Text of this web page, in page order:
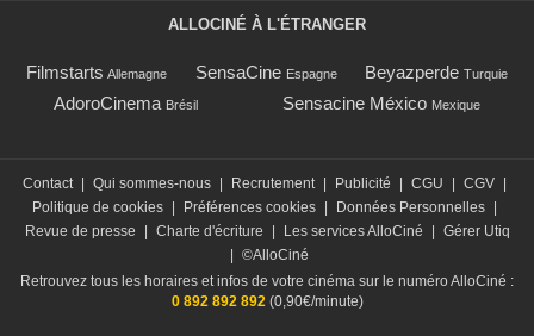
ALLOCINÉ À L'ÉTRANGER
Filmstarts Allemagne SensaCine Espagne Beyazperde Turquie
AdoroCinema Brésil Sensacine México Mexique
Contact Qui sommes-nous Recrutement Publicité CGU CGV
Politique de cookies
Préférences cookies Données Personnelles
Revue de presse
Charte d'écriture Les services AlloCiné
Gérer Utiq
©AlloCiné
Retrouvez tous les horaires et infos de votre cinéma sur le numéro AlloCiné :
0 892 892 892(0,90€/minute)